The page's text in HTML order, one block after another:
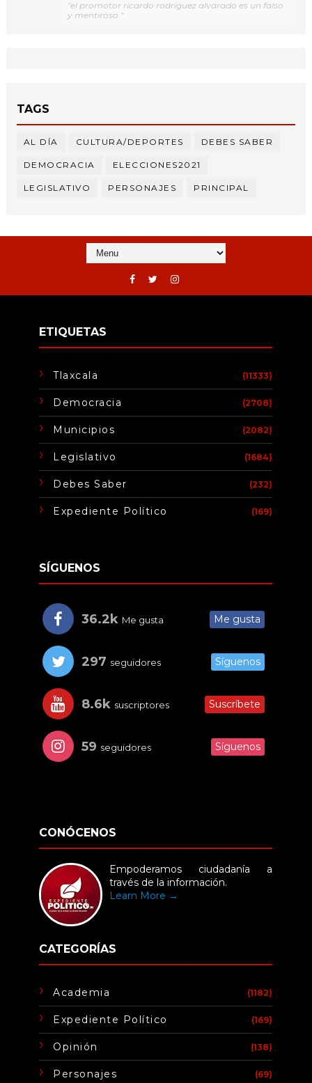
"el promotor ricardo rodríguez alvarado es un falso
y mentiroso "
TAGS
AL DÍA CULTURA/DEPORTES DEBES SABER
DEMOCRACIA ELECCIONES2021
LEGISLATIVO PERSONAJES PRINCIPAL
ETIQUETAS
Tlaxcala (11333)
Democracia (2708)
Municipios (2082)
Legislativo (1684)
Debes Saber (232)
Expediente Político (169)
SÍGUENOS
36.2k Me gusta Me gusta
297 seguidores Síguenos
8.6k suscriptores Suscríbete
59 seguidores Síguenos
CONÓCENOS
Empoderamos ciudadanía a
través de la información.
Learn More →
CATEGORÍAS
Academia (1182)
Expediente Político (169)
Opinión (138)
Personajes (69)